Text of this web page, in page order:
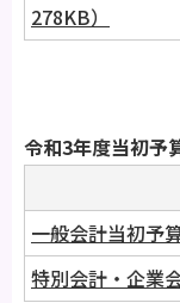
278KB）
令和3年度当初予
一般会計当初予
特別会計・企業